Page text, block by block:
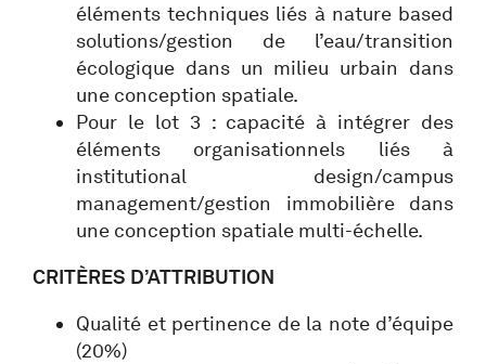
éléments techniques liés à nature based
solutions/gestion de l’eau/transition
écologique dans un milieu urbain dans
une conception spatiale.
Pour le lot 3 : capacité à intégrer des
éléments organisationnels liés à
institutional design/campus
management/gestion immobilière dans
une conception spatiale multi-échelle.
CRITÈRES D’ATTRIBUTION
Qualité et pertinence de la note d’équipe
(20%)